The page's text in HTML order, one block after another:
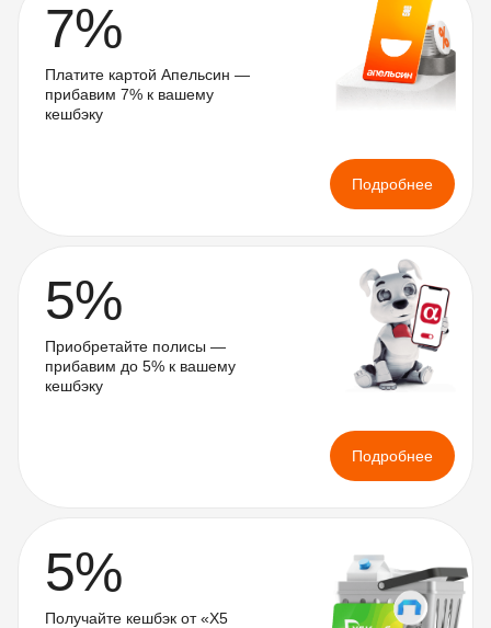
7%
Платите картой Апельсин —
прибавим 7% к вашему
кешбэку
Подробнее
5%
Приобретайте полисы —
прибавим до 5% к вашему
кешбэку
Подробнее
5%
Получайте кешбэк от «X5